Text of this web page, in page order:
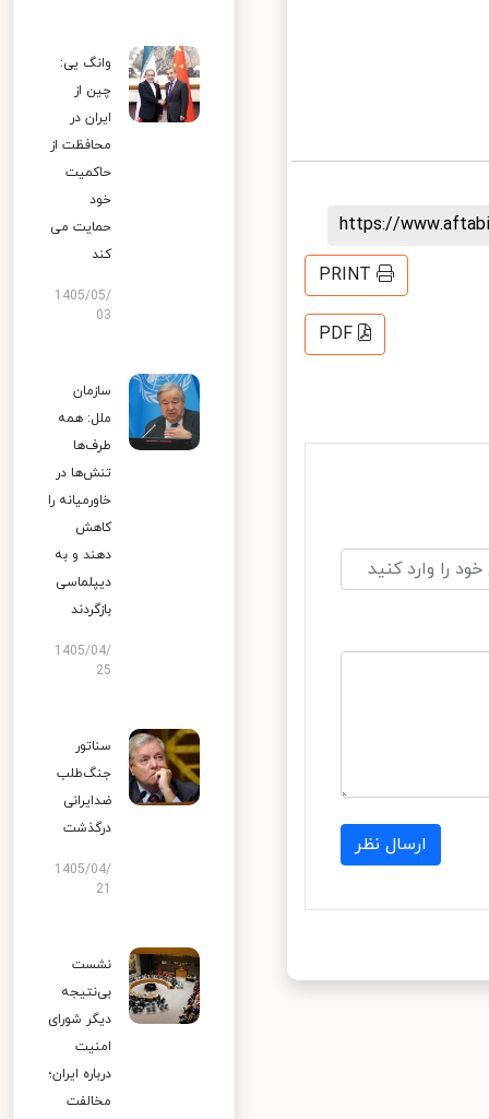
https://
PRINT
PDF
ارسال نظر
وانگ یی:
چین از
ایران در
محافظت از
حاکمیت
خود
حمایت می
کند
1405/05/
03
سازمان
ملل: همه
طرف‌ها
تنش‌ها در
خاورمیانه را
کاهش
دهند و به
دیپلماسی
بازگردند
1405/04/
25
سناتور
جنگ‌طلب
ضدایرانی
درگذشت
1405/04/
نشست
بی‌نتیجه
دیگر شورای
امنیت
درباره ایران؛
مخالفت